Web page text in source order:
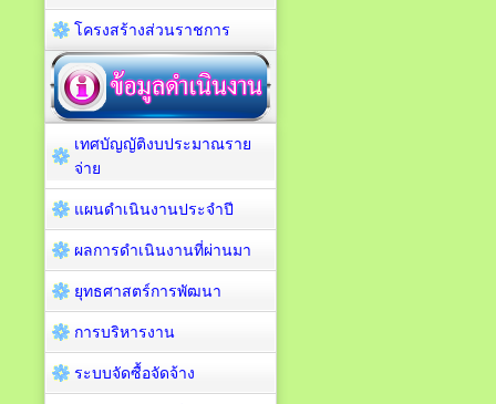
โครงสร้างส่วนราชการ
เทศบัญญัติงบประมาณราย
จ่าย
แผนดำเนินงานประจำปี
ผลการดำเนินงานที่ผ่านมา
ยุทธศาสตร์การพัฒนา
การบริหารงาน
ระบบจัดซื้อจัดจ้าง